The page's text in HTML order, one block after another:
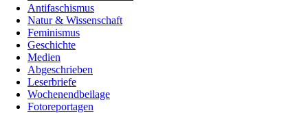
Antifaschismus
Natur & Wissenschaft
Feminismus
Geschichte
Medien
Abgeschrieben
Leserbriefe
Wochenendbeilage
Fotoreportagen